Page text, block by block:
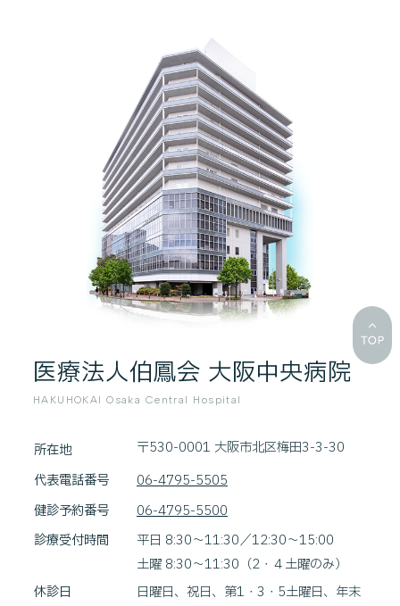
医療法人伯鳳会 大阪中央病院
HAKUHOKAI Osaka Central Hospital
所在地
〒530-0001 大阪市北区梅田3-3-30
代表電話番号
06-4795-5505
健診予約番号
06-4795-5500
診療受付時間
平日 8:30～11:30／12:30～15:00
土曜 8:30～11:30（2・４土曜のみ）
休診日
日曜日、祝日、第1・3・5土曜日、年末